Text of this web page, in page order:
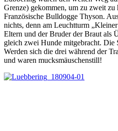
Grenze) gekommen, um zu zweit
Französische Bulldogge Thyson.
nichts, denn am Leuchtturm
Eltern und der Bruder der Braut als
gleich zwei Hunde mitgebracht. Die
Werden sich die drei während der
und waren mucksmäuschenstill!